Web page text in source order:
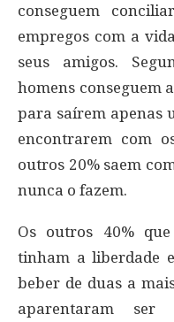
conseguem
empregos com a
seus amigos.
homens conseguem
para saírem apenas
encontrarem com
outros 20% saem
nunca o fazem.
Os outros 40%
tinham a liberdade
beber de duas a
aparentaram